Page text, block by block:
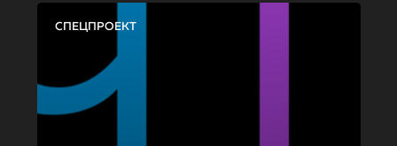
СПЕЦПРОЕКТ